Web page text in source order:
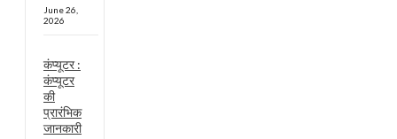
June 26,
2026
कंप्यूटर :
कंप्यूटर
की
प्रारंभिक
जानकारी